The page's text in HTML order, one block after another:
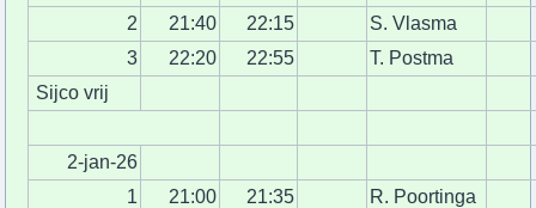
2
21:40 22:15
S. Vlasma
3
22:20 22:55
T. Postma
Sijco vrij
2-jan-26
1
21:00 21:35
R. Poortinga